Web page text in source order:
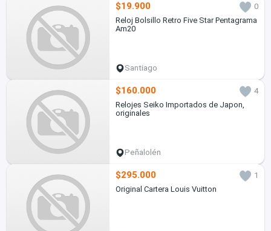
$19.900
0
Reloj Bolsillo Retro Five Star Pentagrama
Am20
Santiago
$160.000
4
Relojes Seiko Importados de Japon,
originales
Peñalolén
$295.000
1
Original Cartera Louis Vuitton